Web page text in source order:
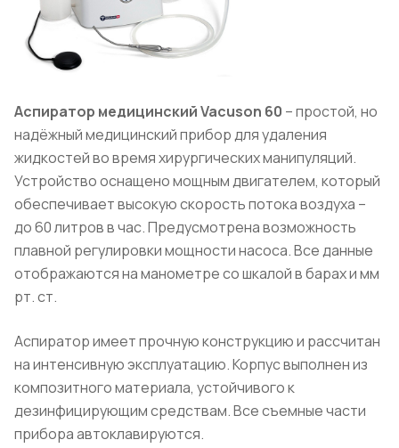
Аспиратор медицинский Vacuson 60 – простой, но
надёжный медицинский прибор для удаления
жидкостей во время хирургических манипуляций.
Устройство оснащено мощным двигателем, который
обеспечивает высокую скорость потока воздуха –
до 60 литров в час. Предусмотрена возможность
плавной регулировки мощности насоса. Все данные
отображаются на манометре со шкалой в барах и мм
рт. ст.
Аспиратор имеет прочную конструкцию и рассчитан
на интенсивную эксплуатацию. Корпус выполнен из
композитного материала, устойчивого к
дезинфицирующим средствам. Все съемные части
прибора автоклавируются.